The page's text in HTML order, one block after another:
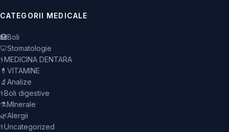
CATEGORII MEDICALE
🏥Boli
🦷Stomatologie
⚕️MEDICINA DENTARA
💊 VITAMINE
🔬Analize
⚕️Boli digestive
⚗️MInerale
🌿Alergii
⚕️Uncategorized